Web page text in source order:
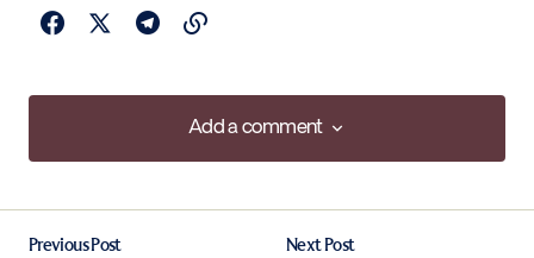
Add a comment
Add a comment
Previous Post
Next Post